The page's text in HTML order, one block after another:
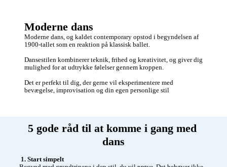
Moderne dans
Moderne dans, og kaldet contemporary opstod i begyndelsen af
1900-tallet som en reaktion på klassisk ballet.
Dansestilen kombinerer teknik, frihed og kreativitet, og giver dig
mulighed for at udtrykke følelser gennem kroppen.
Det er perfekt til dig, der gerne vil eksperimentere med
bevægelse, improvisation og din egen personlige stil
5 gode råd til at komme i gang med
dans
1. Start simpelt